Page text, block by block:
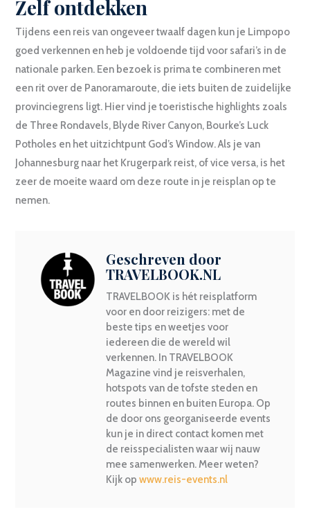
Zelf ontdekken
Tijdens een reis van ongeveer twaalf dagen kun je Limpopo
goed verkennen en heb je voldoende tijd voor safari’s in de
nationale parken. Een bezoek is prima te combineren met
een rit over de Panoramaroute, die iets buiten de zuidelijke
provinciegrens ligt. Hier vind je toeristische highlights zoals
de Three Rondavels, Blyde River Canyon, Bourke’s Luck
Potholes en het uitzichtpunt God’s Window. Als je van
Johannesburg naar het Krugerpark reist, of vice versa, is het
zeer de moeite waard om deze route in je reisplan op te
nemen.
Geschreven door
TRAVELBOOK.NL
TRAVELBOOK is hét reisplatform
voor en door reizigers: met de
beste tips en weetjes voor
iedereen die de wereld wil
verkennen. In TRAVELBOOK
Magazine vind je reisverhalen,
hotspots van de tofste steden en
routes binnen en buiten Europa. Op
de door ons georganiseerde events
kun je in direct contact komen met
de reisspecialisten waar wij nauw
mee samenwerken. Meer weten?
Kijk op www.reis-events.nl